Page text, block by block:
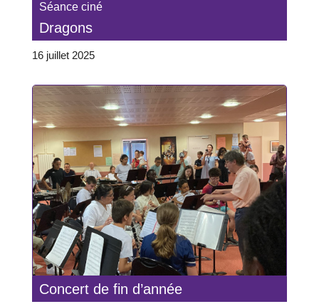
Séance ciné
Dragons
16 juillet 2025
Concert de fin d’année